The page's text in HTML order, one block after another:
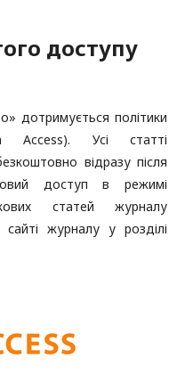
доступу
дотримується політики
Access). Усі статті
відразу після
доступ в режимі
статей журналу
журналу у розділі